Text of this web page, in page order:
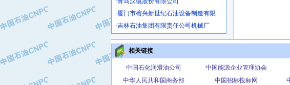
·厦门市榕兴新世纪石油设备制造有限
·吉林石油集团有限责任公司机械厂
·大港油田集团中成机械制造有限公司
·承德司达石油装备开发公司
·大港油田集团中成机械制造有限公司
·四川明星电缆有限公司
·中国石油大庆石油化工总厂
相关链接
中国石化润滑油公司 中国能源企业管理协会
中华人民共和国商务部
中国招标投标网